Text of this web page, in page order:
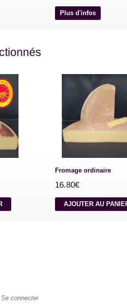
Plus d'infos
Fromage ordinaire
16.80€
AJOUTER AU
Se connecter